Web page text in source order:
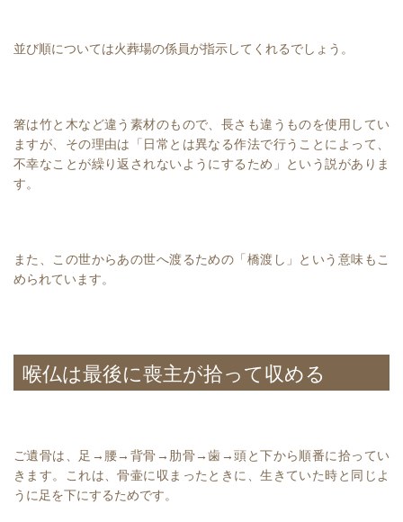
並び順については火葬場の係員が指示してくれるでしょう。
箸は竹と木など違う素材のもので、長さも違うものを使用してい
ますが、その理由は「日常とは異なる作法で行うことによって、
不幸なことが繰り返されないようにするため」という説がありま
す。
また、この世からあの世へ渡るための「橋渡し」という意味もこ
められています。
喉仏は最後に喪主が拾って収める
ご遺骨は、足→腰→背骨→肋骨→歯→頭と下から順番に拾ってい
きます。これは、骨壷に収まったときに、生きていた時と同じよ
うに足を下にするためです。